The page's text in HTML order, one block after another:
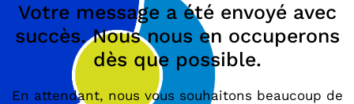
Votre message a été envoyé avec
succès. Nous nous en occuperons
dès que possible.
En attendant, nous vous souhaitons beaucoup de